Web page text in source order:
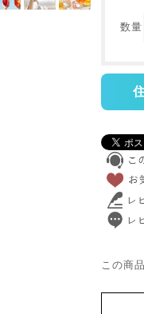
数量
この商